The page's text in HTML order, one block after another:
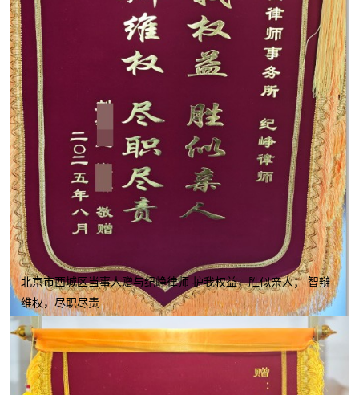
北京市西城区当事人赠与纪峥律师 护我权益，胜似亲人； 智辩
维权，尽职尽责